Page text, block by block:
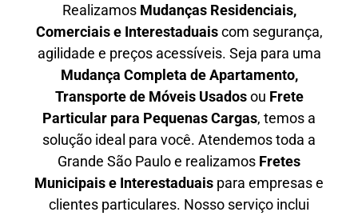
Realizamos Mudanças Residenciais,
Comerciais e Interestaduaiscom segurança,
agilidade e preços acessíveis. Seja para uma
Mudança Completa de Apartamento,
Transporte de Móveis Usadosou Frete
Particular para Pequenas Cargas, temos a
solução ideal para você. Atendemostoda a
Grande São Pauloe realizamos Fretes
Municipais e Interestaduais para empresas e
clientes particulares. Nosso serviço inclui